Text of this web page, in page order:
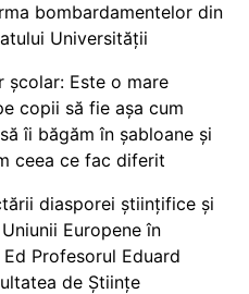
bombardamentelor din
Universității
școlar: Este o mare
copii să fie așa cum
îi băgăm în șabloane și
ceea ce fac diferit
diasporei științifice și
Europene în
Profesorul Eduard
de Științe